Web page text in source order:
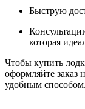
Быструю
которая
Чтобы купить
оформляйте заказ
удобным способом.